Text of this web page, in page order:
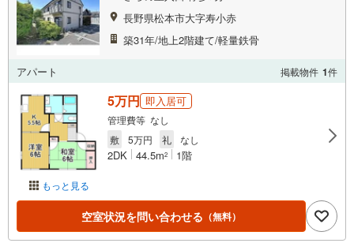
長野県松本市大字寿小赤
築31年/地上2階建て/軽量鉄骨
アパート 掲載物件 1件
もっと見る
5万円 即入居可
管理費等 なし
敷
5万円 礼 なし
2DK 44.5m2 1階
空室状況を問い合わせる （無料）